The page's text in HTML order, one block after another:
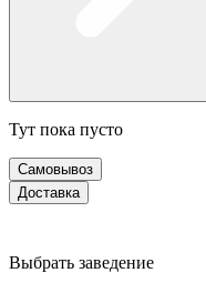
Тут пока пусто
Самовывоз
Доставка
Выбрать заведение